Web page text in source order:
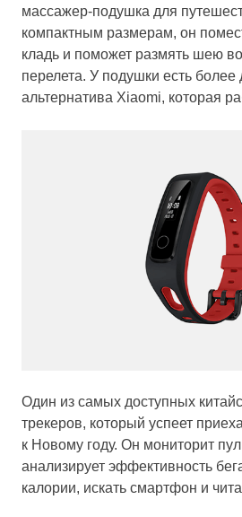
массажер-подушка для
компактным размерам, он
кладь и поможет размять шею
перелета. У подушки есть более
альтернатива Xiaomi, которая
Один из самых доступных
трекеров, который успеет
к Новому году. Он мониторит
анализирует эффективность
калории, искать смартфон и